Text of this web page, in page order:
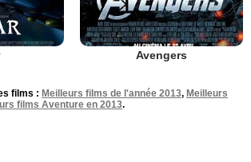
Avengers
films : Meilleurs films de l'année 2013, Meilleurs
films Aventure en 2013.